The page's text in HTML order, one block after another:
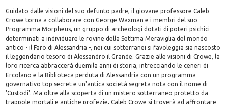
Guidato dalle visioni del suo defunto padre, il giovane professore Caleb
Crowe torna a collaborare con George Waxman e i membri del suo
Programma Morpheus, un gruppo di archeologi dotati di poteri psichici
determinati a individuare le rovine della Settima Meraviglia del mondo
antico - il Faro di Alessandria -, nei cui sotterranei si favoleggia sia nascosto
il leggendario tesoro di Alessandro il Grande. Grazie alle visioni di Crowe, la
loro ricerca abbraccerà duemila anni di storia, intrecciando le ceneri di
Ercolano e la Biblioteca perduta di Alessandria con un programma
governativo top secret e un'antica società segreta nota con il nome di
'Custodi'. Ma oltre alla scoperta di un mistero sotterraneo protetto da
trappole mortali e antiche profezie, Caleb Crowe si troverà ad affrontare